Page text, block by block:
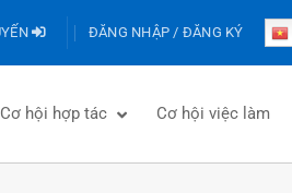
ĐĂNG NHẬP / ĐĂNG KÝ
Cơ hội hợp tác Cơ hội việc làm